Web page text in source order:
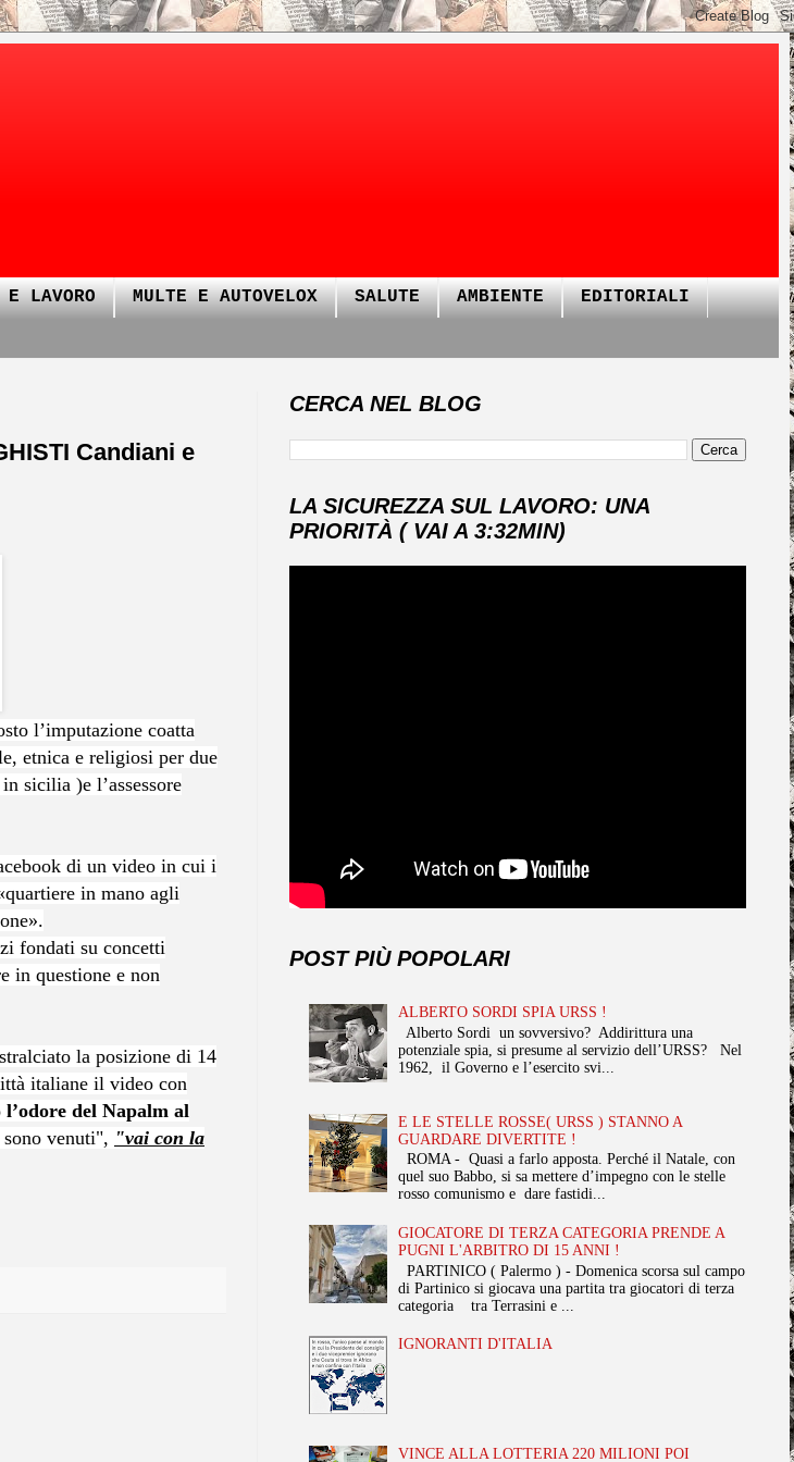
E LAVORO MULTE E AUTOVELOX SALUTE AMBIENTE EDITORIALI
Candiani e
l’imputazione coatta
etnica e religiosi per due
sicilia )e l’assessore
di un video in cui i
in mano agli
fondati su concetti
in questione e non
la posizione di 14
italiane il video con
l’odore del Napalm al
venuti", "vai con la
CERCA NEL BLOG
LA SICUREZZA SUL LAVORO: UNA
PRIORITÀ ( VAI A 3:32MIN)
POST PIÙ POPOLARI
ALBERTO SORDI SPIA URSS !
Alberto Sordi un sovversivo? Addirittura una
potenziale spia, si presume al servizio dell’URSS? Nel
1962, il Governo e l’esercito svi...
E LE STELLE ROSSE( URSS ) STANNO A
GUARDARE DIVERTITE !
ROMA - Quasi a farlo apposta. Perché il Natale, con
quel suo Babbo, si sa mettere d’impegno con le stelle
rosso comunismo e dare fastidi...
GIOCATORE DI TERZA CATEGORIA PRENDE A
PUGNI L'ARBITRO DI 15 ANNI !
PARTINICO ( Palermo ) - Domenica scorsa sul campo
di Partinico si giocava una partita tra giocatori di terza
categoria tra Terrasini e ...
IGNORANTI D'ITALIA
VINCE ALLA LOTTERIA 220 MILIONI POI